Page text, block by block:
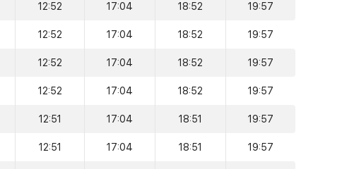
12:52 17:04 18:52 19:57
12:52 17:04 18:52 19:57
12:52 17:04 18:52 19:57
12:52 17:04 18:52 19:57
12:51 17:04 18:51 19:57
12:51 17:04 18:51 19:57